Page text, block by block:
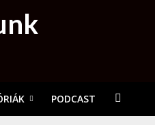
PODCAST